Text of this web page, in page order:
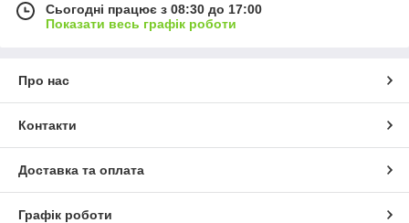
Сьогодні працює з 08:30 до 17:00
Показати весь графік роботи
Про нас
Контакти
Доставка та оплата
Графік роботи